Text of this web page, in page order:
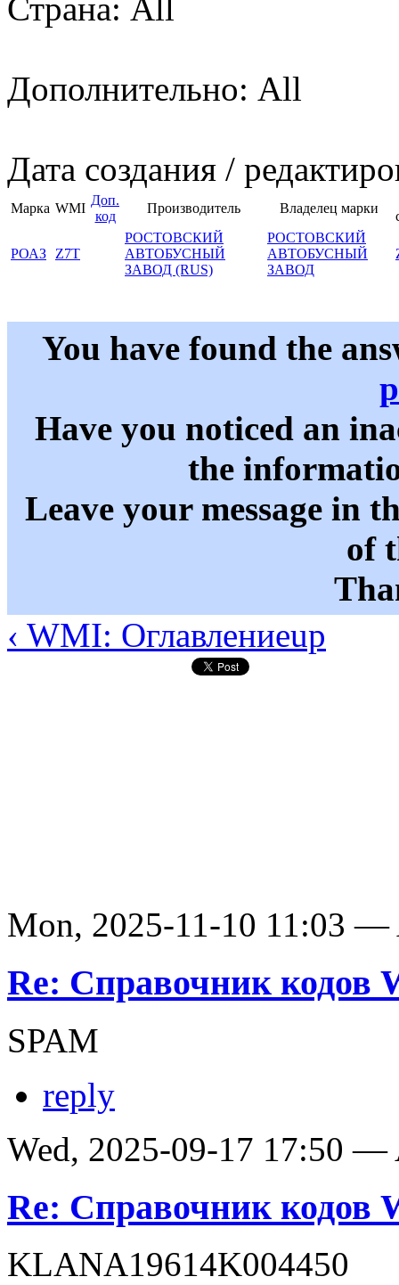
Страна: All
Дополнительно: All
Дата создания /
Марка WMI
Доп.
код
Производитель Владелец марки
РОАЗ Z7T
РОСТОВСКИЙ
АВТОБУСНЫЙ
ЗАВОД (RUS)
РОСТОВСКИЙ
АВТОБУСНЫЙ
ЗАВОД
You have found the
Have you noticed an
the
Leave your message in
of
‹ WMI: Оглавлениеup
Mon, 2025-11-10 11:03 —
Re: Справочник кодов
SPAM
reply
Wed, 2025-09-17 17:50 —
Re: Справочник кодов
KLANA19614K004450